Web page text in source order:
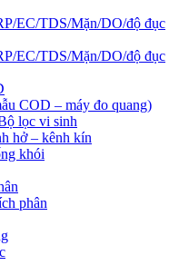
EC/TDS/Mặn/DO/độ đục
EC/TDS/Mặn/DO/độ đục
COD – máy đo quang)
lọc vi sinh
hở – kênh kín
khói
phân